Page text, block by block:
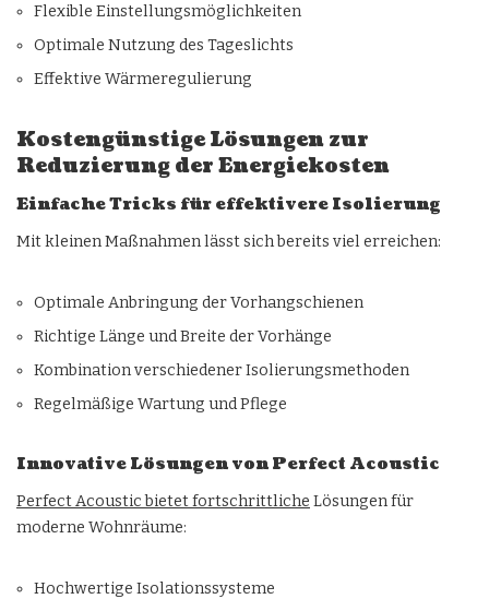
Flexible Einstellungsmöglichkeiten
Optimale Nutzung des Tageslichts
Effektive Wärmeregulierung
Kostengünstige Lösungen zur
Reduzierung der Energiekosten
Einfache Tricks für effektivere Isolierung
Mit kleinen Maßnahmen lässt sich bereits viel erreichen:
Optimale Anbringung der Vorhangschienen
Richtige Länge und Breite der Vorhänge
Kombination verschiedener Isolierungsmethoden
Regelmäßige Wartung und Pflege
Innovative Lösungen von Perfect Acoustic
Perfect Acoustic bietet fortschrittliche Lösungen für
moderne Wohnräume:
Hochwertige Isolationssysteme